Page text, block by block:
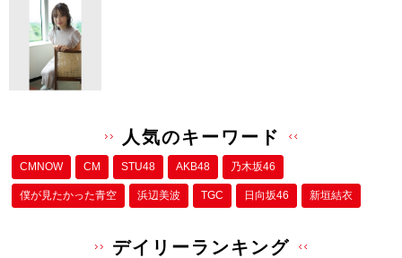
o
k
人気のキーワード
CMNOW CM STU48 AKB48 乃木坂46
僕が⾒たかった⻘空 浜辺美波 TGC 日向坂46 新垣結衣
デイリーランキング